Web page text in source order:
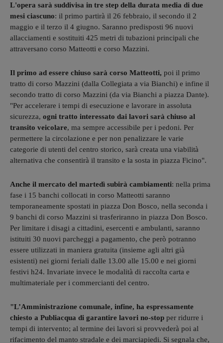
L'opera sarà suddivisa in tre step della durata media di due
mesi ciascuno: il primo partirà il 26 febbraio, il secondo il 2
maggio e il terzo il 4 giugno. Saranno predisposti 96 nuovi
allacciamenti e sostituiti 425 metri di tubazioni principali che
attraversano corso Matteotti e corso Mazzini.
Il primo ad essere chiuso sarà corso Matteotti, poi il primo
tratto di corso Mazzini (dalla Collegiata a via Bianchi) e infine il
secondo tratto di corso Mazzini (da via Bianchi a piazza Dante).
"Per accelerare i tempi di esecuzione e lavorare in assoluta
sicurezza, ogni tratto interessato dai lavori sarà chiuso al
transito veicolare, ma sempre accessibile per i pedoni. Per
permettere la circolazione e per non penalizzare le varie
categorie di utenti del centro storico, sarà creata una viabilità
alternativa che consentirà il transito e la sosta in piazza Ficino".
Anche il mercato del martedì subirà cambiamenti: nella prima
fase i 15 banchi collocati in corso Matteotti saranno
temporaneamente spostati in piazza Don Bosco, nella seconda i
9 banchi di corso Mazzini si trasferiranno in piazza Don Bosco.
Per limitare i disagi a cittadini, esercenti e ambulanti, saranno
istituiti 30 nuovi parcheggi a pagamento, che però potranno
essere utilizzati in maniera gratuita (insieme agli altri già
esistenti) nei giorni feriali dalle 13.00 alle 15.00 e nei giorni
festivi h24. Invariate invece le modalità di raccolta carta e
multimateriale per i commercianti del centro.
"L’Amministrazione comunale, infine, ha espressamente
chiesto a Publiacqua di garantire lavori no-stop per ridurre i
tempi di intervento; al termine dei lavori si provvederà poi al
rifacimento del manto stradale e dei marciapiedi. Si segnala che,